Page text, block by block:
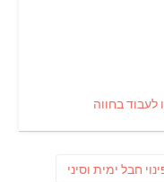
לעבוד בחווה